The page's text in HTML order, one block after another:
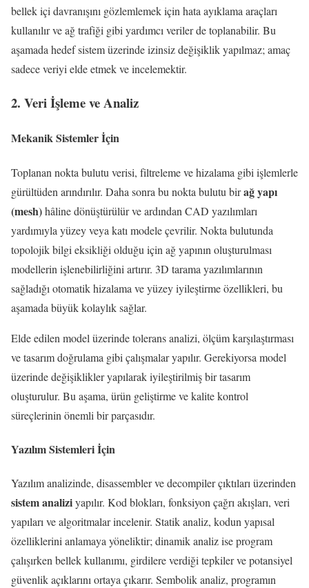
bellek içi davranışını gözlemlemek için hata ayıklama araçları
kullanılır ve ağ trafiği gibi yardımcı veriler de toplanabilir. Bu
aşamada hedef sistem üzerinde izinsiz değişiklik yapılmaz; amaç
sadece veriyi elde etmek ve incelemektir.
2. Veri İşleme ve Analiz
Mekanik Sistemler İçin
Toplanan nokta bulutu verisi, filtreleme ve hizalama gibi işlemlerle
gürültüden arındırılır. Daha sonra bu nokta bulutu birağ yapı
(mesh)hâline dönüştürülür ve ardından CAD yazılımları
yardımıyla yüzey veya katı modele çevrilir. Nokta bulutunda
topolojik bilgi eksikliği olduğu için ağ yapının oluşturulması
modellerin işlenebilirliğini artırır. 3D tarama yazılımlarının
sağladığı otomatik hizalama ve yüzey iyileştirme özellikleri, bu
aşamada büyük kolaylık sağlar.
Elde edilen model üzerinde tolerans analizi, ölçüm karşılaştırması
ve tasarım doğrulama gibi çalışmalar yapılır. Gerekiyorsa model
üzerinde değişiklikler yapılarak iyileştirilmiş bir tasarım
oluşturulur. Bu aşama, ürün geliştirme ve kalite kontrol
süreçlerinin önemli bir parçasıdır.
Yazılım Sistemleri İçin
Yazılım analizinde, disassembler ve decompiler çıktıları üzerinden
sistem analiziyapılır. Kod blokları, fonksiyon çağrı akışları, veri
yapıları ve algoritmalar incelenir. Statik analiz, kodun yapısal
özelliklerini anlamaya yöneliktir; dinamik analiz ise program
çalışırken bellek kullanımı, girdilere verdiği tepkiler ve potansiyel
güvenlik açıklarını ortaya çıkarır. Sembolik analiz, programın